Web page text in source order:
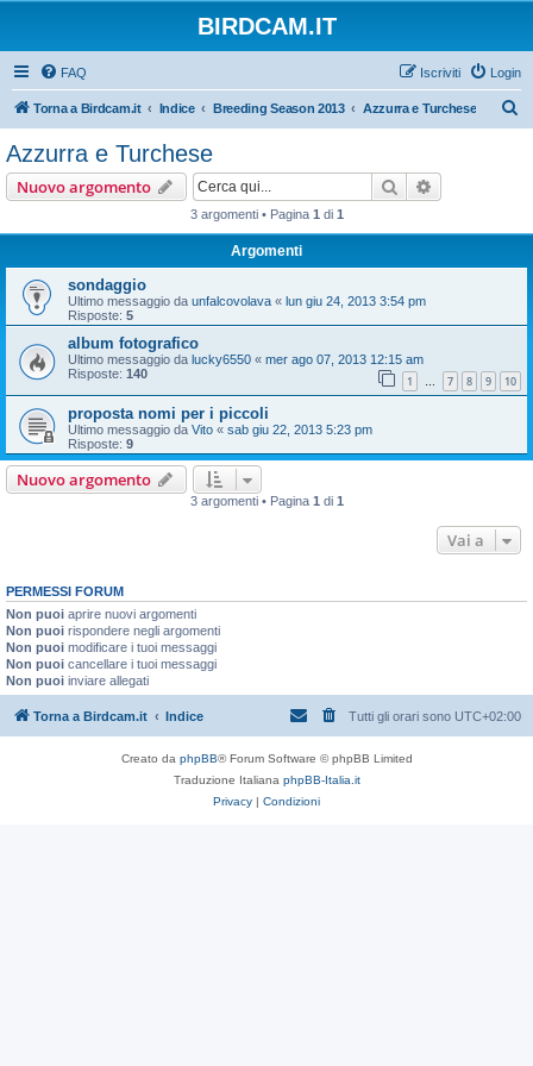
BIRDCAM.IT
FAQ Login
Iscriviti
Torna a Birdcam.it Indice Breeding Season 2013 Azzurra e Turchese
Azzurra e Turchese
Nuovo argomento Cerca
3 argomenti • Pagina 1 di 1
Argomenti
sondaggio
Ultimo messaggio da unfalcovolava « lun giu 24, 2013 3:54 pm
Risposte: 5
album fotografico
Ultimo messaggio da lucky6550 « mer ago 07, 2013 12:15 am
Risposte: 140 1 … 7 8 9 10
proposta nomi per i piccoli
Ultimo messaggio da Vito « sab giu 22, 2013 5:23 pm
Risposte: 9
Nuovo argomento
3 argomenti • Pagina 1 di 1
Vai a
PERMESSI FORUM
Non puoi aprire nuovi argomenti
Non puoi rispondere negli argomenti
Non puoi modificare i tuoi messaggi
Non puoi cancellare i tuoi messaggi
Non puoi inviare allegati
Torna a Birdcam.it Indice Tutti gli orari sono UTC+02:00
Creato da phpBB® Forum Software © phpBB Limited
Traduzione Italiana phpBB-Italia.it
Privacy | Condizioni